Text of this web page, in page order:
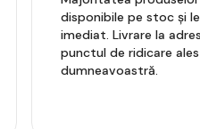
disponibile pe stoc și
imediat. Livrare la
punctul de ridicare
dumneavoastră.